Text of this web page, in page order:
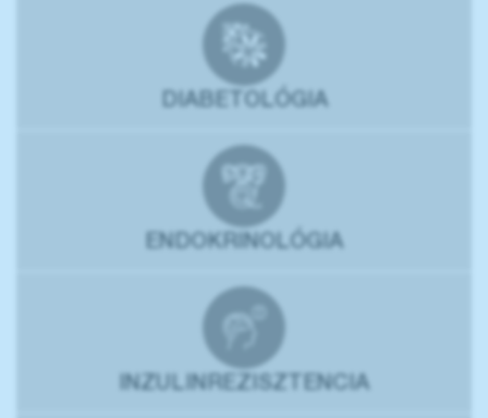
DIABETOLÓGIA
ENDOKRINOLÓGIA
INZULINREZISZTENCIA